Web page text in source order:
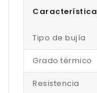
Característica
Tipo de bujía
Grado térmico
Resistencia